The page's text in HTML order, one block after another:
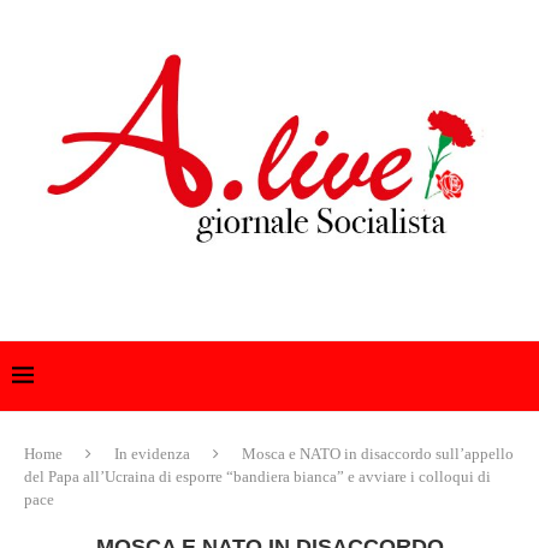
Home In evidenza
Mosca e NATO in disaccordo sull’appello
del Papa all’Ucraina di esporre “bandiera bianca” e avviare i colloqui di
pace